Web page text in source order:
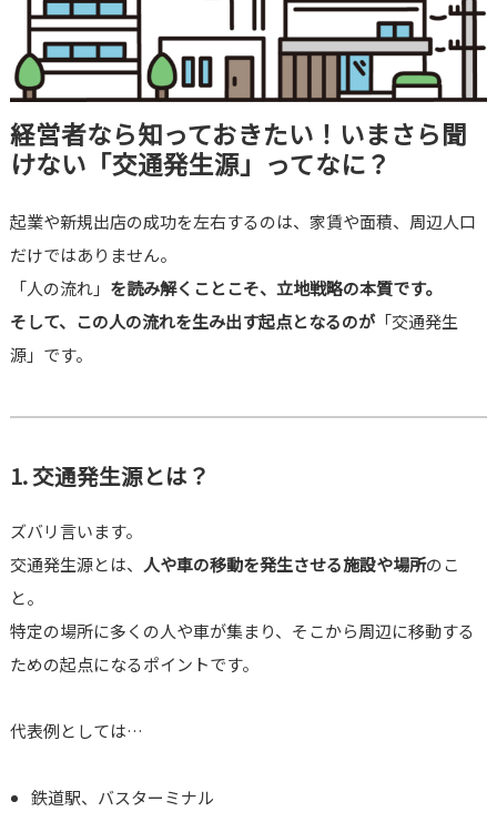
経営者なら知っておきたい！いまさら聞
けない「交通発生源」ってなに？
起業や新規出店の成功を左右するのは、家賃や面積、周辺人口
だけではありません。
「人の流れ」 を読み解くことこそ、立地戦略の本質です。
そして、この人の流れを生み出す起点となるのが「交通発生
源」です。
1. 交通発生源とは？
ズバリ言います。
交通発生源とは、 人や車の移動を発生させる施設や場所のこ
と。
特定の場所に多くの人や車が集まり、そこから周辺に移動する
ための起点になるポイントです。
代表例としては…
鉄道駅、バスターミナル